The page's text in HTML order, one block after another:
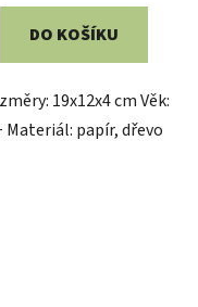
DO KOŠÍKU
19x12x4 cm Věk:
Materiál: papír, dřevo